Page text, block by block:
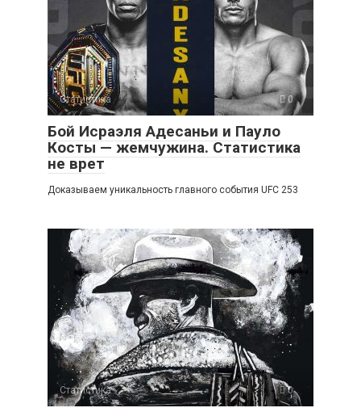
Статистика 0
Бой Исраэля Адесаньи и Пауло
Косты — жемчужина. Статистика
не врет
Доказываем уникальность главного события UFC 253
Статистика 0